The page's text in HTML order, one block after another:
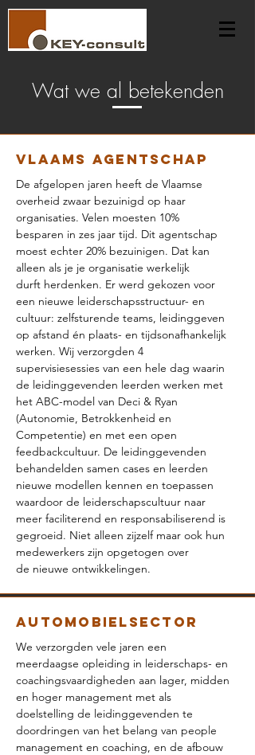
Vlaams Agentschap
De afgelopen jaren heeft de Vlaamse
overheid zwaar bezuinigd op haar
organisaties. Velen moesten 10%
besparen in zes jaar tijd. Dit agentschap
moest echter 20% bezuinigen. Dat kan
alleen als je je organisatie werkelijk
durft herdenken. Er werd gekozen voor
een nieuwe leiderschapsstructuur- en
cultuur: zelfsturende teams, leidinggeven
op afstand én plaats- en tijdsonafhankelijk
werken. Wij verzorgden 4
supervisiesessies van een hele dag waarin
de leidinggevenden leerden werken met
het ABC-model van Deci & Ryan
(Autonomie, Betrokkenheid en
Competentie) en met een open
feedbackcultuur. De leidinggevenden
behandelden samen cases en leerden
nieuwe modellen kennen en toepassen
waardoor de leiderschapscultuur naar
meer faciliterend en responsabiliserend is
gegroeid. Niet alleen zijzelf maar ook hun
medewerkers zijn opgetogen over
de nieuwe ontwikkelingen.
Automobielsector
We verzorgden vele jaren een
meerdaagse opleiding in leiderschaps- en
coachingsvaardigheden aan lager, midden
en hoger management met als
doelstelling de leidinggevenden te
doordringen van het belang van people
management en coaching, en de afbouw
Wat we al betekenden